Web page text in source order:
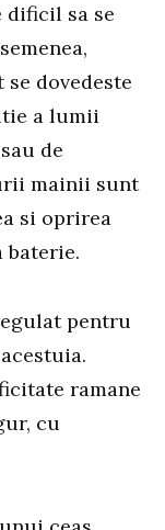
dificil sa se
dovedeste
a lumii
de
mainii sunt
si oprirea
baterie.
pentru
ramane
cu